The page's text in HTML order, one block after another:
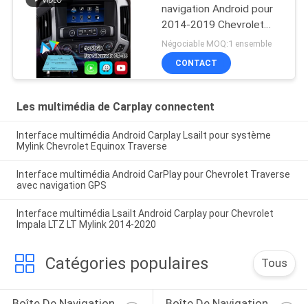
navigation Android pour
2014-2019 Chevrolet
Silverado 1500 2500
3500 Système Mylink
Négociable MOQ:1 ensemble
CONTACT
Les multimédia de Carplay connectent
Interface multimédia Android Carplay Lsailt pour système
Mylink Chevrolet Equinox Traverse
Interface multimédia Android CarPlay pour Chevrolet Traverse
avec navigation GPS
Interface multimédia Lsailt Android Carplay pour Chevrolet
Impala LTZ LT Mylink 2014-2020
Catégories populaires Tous